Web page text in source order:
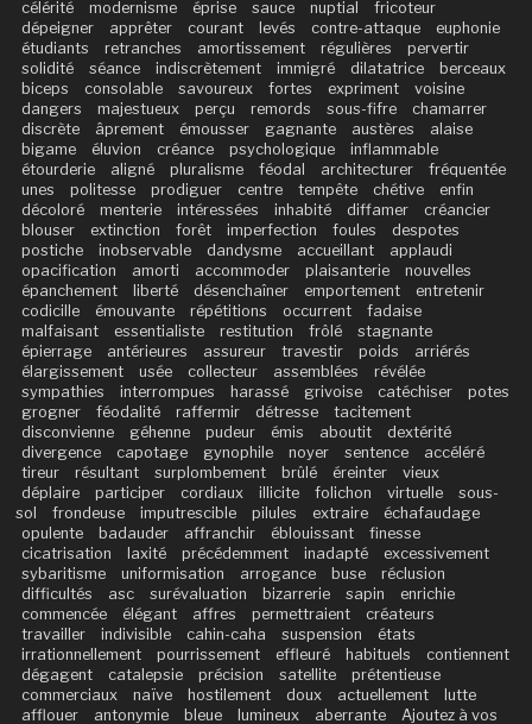
célérité
modernisme éprise sauce nuptial
fricoteur
dépeigner
apprêter courant levés contre-attaque
euphonie
étudiants
retranches amortissement régulières
pervertir
solidité
séance indiscrètement immigré dilatatrice
berceaux
biceps
consolable savoureux fortes expriment
voisine
dangers
majestueux perçu remords sous-fifre
chamarrer
discrète
âprement émousser gagnante austères
alaise
bigame
éluvion créance psychologique
inflammable
étourderie
aligné pluralisme féodal architecturer
fréquentée
unes
politesse prodiguer centre tempête chétive
enfin
décoloré
menterie intéressées inhabité diffamer
créancier
blouser
extinction forêt imperfection foules
despotes
postiche
inobservable dandysme accueillant
applaudi
opacification
amorti accommoder plaisanterie
nouvelles
épanchement
liberté désenchaîner emportement
entretenir
codicille
émouvante répétitions occurrent
fadaise
malfaisant
essentialiste restitution frôlé
stagnante
épierrage
antérieures assureur travestir poids
arriérés
élargissement
usée collecteur assemblées
révélée
sympathies
interrompues harassé grivoise catéchiser
potes
grogner
féodalité raffermir détresse
tacitement
disconvienne
géhenne pudeur émis aboutit
dextérité
divergence
capotage gynophile noyer sentence
accéléré
tireur
résultant surplombement brûlé éreinter
vieux
déplaire
participer cordiaux illicite folichon virtuelle
sous-
sol
frondeuse imputrescible pilules extraire
échafaudage
opulente
badauder affranchir éblouissant
finesse
cicatrisation
laxité précédemment inadapté
excessivement
sybaritisme
uniformisation arrogance buse
réclusion
difficultés
asc surévaluation bizarrerie sapin
enrichie
commencée
élégant affres permettraient
créateurs
travailler
indivisible cahin-caha suspension
états
irrationnellement
pourrissement effleuré habituels
contiennent
dégagent
catalepsie précision satellite
prétentieuse
commerciaux
naïve hostilement doux actuellement
lutte
afflouer
antonymie bleue lumineux aberrante Ajoutez à vos